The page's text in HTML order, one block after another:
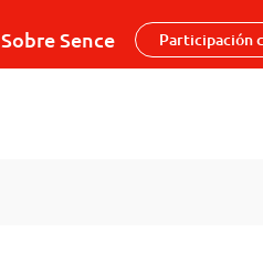
Sobre Sence Participación